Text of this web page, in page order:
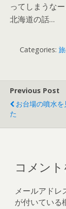
ってしまうな
北海道の話…
Categories:
Previous Post
お台場の噴水を
た
コメン
メールアドレ
が付いている